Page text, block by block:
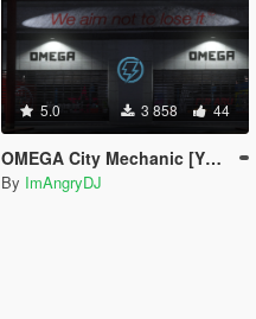
5.0 3 858 44
OMEGA City Mechanic [YMAP / FiveM]
By ImAngryDJ